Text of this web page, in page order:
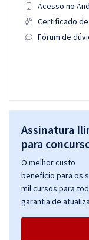
Acesso no
Certificado
Fórum de
Assinatura
para
O melhor custo
benefício para os
mil cursos para
garantia de